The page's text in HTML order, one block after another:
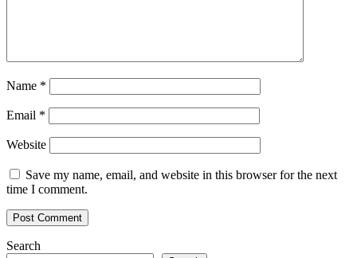
Name *
Email *
Website
Save my name, email, and website in this browser for the next
time I comment.
Search